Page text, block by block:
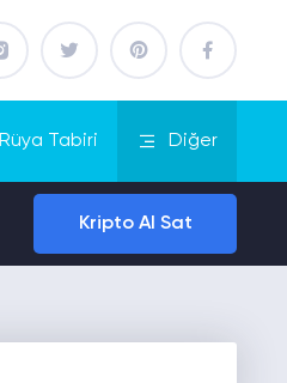
Rüya Tabiri Diğer
Kripto Al Sat